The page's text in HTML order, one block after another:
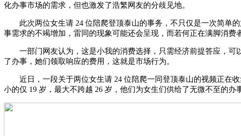
化办事市场的需求，但也激发了浩繁网友的分歧见地。
此次两位女生请 24 位陪爬登顶泰山的事务，不只仅是一次简单的
事需求的不竭增加，雷同的现象可能还会呈现，而若何正在满脚消
一部门网友认为，这是小我的消费选择，只需经济前提答应，可
了办事，她们领取响应的费用，这就是市场行为。
近日，一段关于两位女生请 24 位陪爬一同登顶泰山的视频正在收
小的仅 19 岁，最大不跨越 26 岁，他们为女生们供给了无微不至的